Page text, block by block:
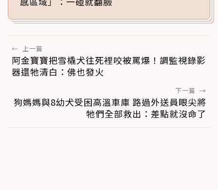
← 上一篇
阿金寶寶把雪橇犬往死裡咬被罵爆！調監視錄影
器還牠清白：佛也發火
下一篇 →
狗媽媽與8幼犬受困高溫車庫 路過外送員眼尖將
牠們全部救出：差點就沒命了